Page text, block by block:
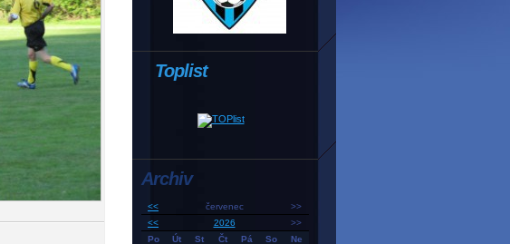
Toplist
Archiv
<< červenec
>>
<<
2026
>>
Po
Út St Čt Pá So Ne